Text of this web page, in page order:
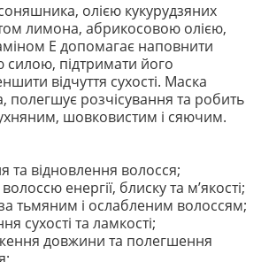
олією кукурудзяних
лимона, абрикосовою олією,
E допомагає наповнити
силою, підтримати його
відчуття сухості. Маска
полегшує розчісування та робить
шовковистим і сяючим.
та відновлення волосся;
енергії, блиску та м’якості;
тьмяним і ослабленим волоссям;
сухості та ламкості;
довжини та полегшення